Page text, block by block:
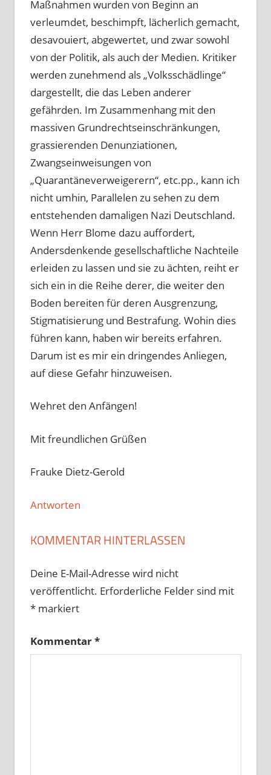
Maßnahmen wurden von Beginn an
verleumdet, beschimpft, lächerlich gemacht,
desavouiert, abgewertet, und zwar sowohl
von der Politik, als auch der Medien. Kritiker
werden zunehmend als „Volksschädlinge“
dargestellt, die das Leben anderer
gefährden. Im Zusammenhang mit den
massiven Grundrechtseinschränkungen,
grassierenden Denunziationen,
Zwangseinweisungen von
„Quarantäneverweigerern“, etc.pp., kann ich
nicht umhin, Parallelen zu sehen zu dem
entstehenden damaligen Nazi Deutschland.
Wenn Herr Blome dazu auffordert,
Andersdenkende gesellschaftliche Nachteile
erleiden zu lassen und sie zu ächten, reiht er
sich ein in die Reihe derer, die weiter den
Boden bereiten für deren Ausgrenzung,
Stigmatisierung und Bestrafung. Wohin dies
führen kann, haben wir bereits erfahren.
Darum ist es mir ein dringendes Anliegen,
auf diese Gefahr hinzuweisen.
Wehret den Anfängen!
Mit freundlichen Grüßen
Frauke Dietz-Gerold
Antworten
KOMMENTAR HINTERLASSEN
Deine E-Mail-Adresse wird nicht
veröffentlicht. Erforderliche Felder sind mit
*markiert
Kommentar*